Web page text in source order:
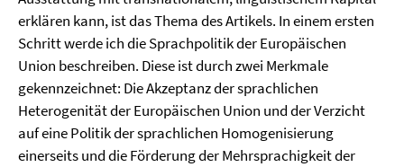
erklären kann, ist das Thema des Artikels. In einem ersten
Schritt werde ich die Sprachpolitik der Europäischen
Union beschreiben. Diese ist durch zwei Merkmale
gekennzeichnet: Die Akzeptanz der sprachlichen
Heterogenität der Europäischen Union und der Verzicht
auf eine Politik der sprachlichen Homogenisierung
einerseits und die Förderung der Mehrsprachigkeit der